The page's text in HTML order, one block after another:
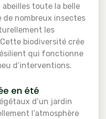
toute la belle
de nombreux insectes
les
biodiversité crée
qui fonctionne
d’interventions.
en été
d’un jardin
l’atmosphère